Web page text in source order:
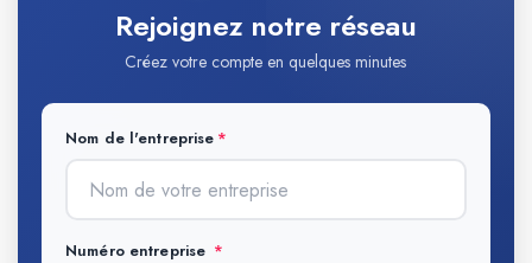
Rejoignez notre réseau
Créez votre compte en quelques minutes
Nom de l'entreprise
Numéro entreprise